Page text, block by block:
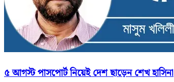
৫ আগস্ট পাসপোর্ট নিয়েই দেশ ছাড়েন শেখ হাসিনা